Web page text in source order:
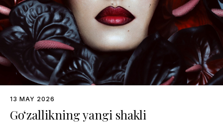
13 MAY 2026
Go‘zallikning yangi shakli